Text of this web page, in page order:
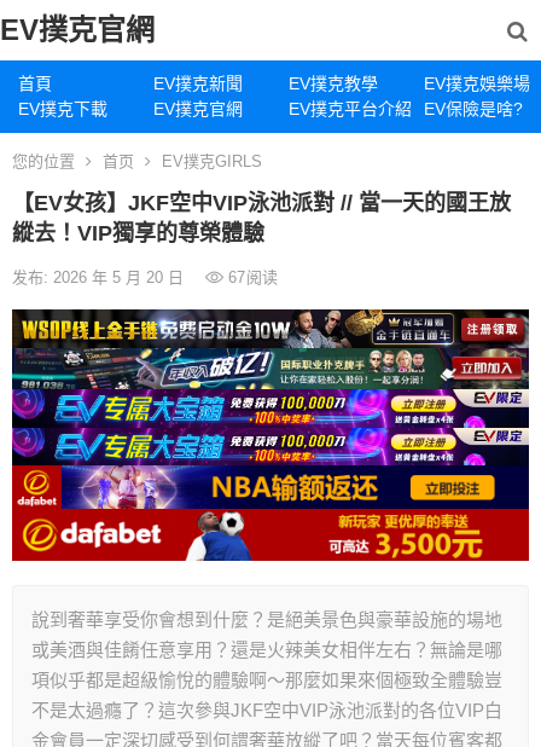
EV撲克官網
首頁 EV撲克新聞 EV撲克教學
EV撲克娛樂場
EV撲克下載
EV撲克官網 EV撲克平台介紹 EV保險是啥?
您的位置 首页 EV撲克GIRLS
【EV女孩】JKF空中VIP泳池派對 // 當一天的國王放
縱去！VIP獨享的尊榮體驗
发布: 2026 年 5 月 20 日 67阅读
說到奢華享受你會想到什麼？是絕美景色與豪華設施的場地
或美酒與佳餚任意享用？還是火辣美女相伴左右？無論是哪
項似乎都是超級愉悅的體驗啊～那麼如果來個極致全體驗豈
不是太過癮了？這次參與JKF空中VIP泳池派對的各位VIP白
金會員一定深切感受到何謂奢華放縱了吧？當天每位賓客都